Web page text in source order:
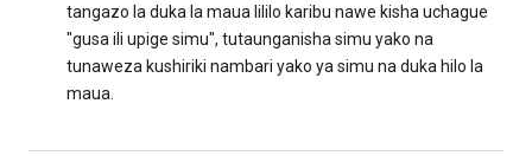
tangazo la duka la maua lililo karibu nawe kisha uchague
"gusa ili upige simu", tutaunganisha simu yako na
tunaweza kushiriki nambari yako ya simu na duka hilo la
maua.